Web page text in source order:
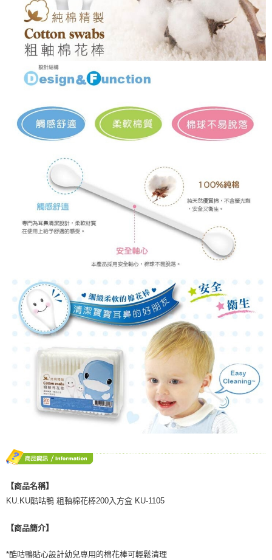
【注意事項】
１．透過由恩沛科技股份有限公司提供之「AFTEE先享後付」服務完成之交
易，需依本服務之必要範圍內提供個人資料，並將交易相關給付款項請求債
權轉讓予恩沛科技股份有限公司。
２．關於個人資料處理事宜，請瀏覽以下網址：
https://aftee.tw/terms/#terms3
３．未成年的使用者請事先徵得法定代理人或監護人之同意方可使用
４．使用「AFTEE先享後付」時，將依據個別帳號之用戶狀況，依本公司即
時審查核予不同之上限額度；若仍有額度不足之情形，本公司將視審查結果
請求用戶進行身份認證。
恩沛科技股份有限公司將有權停止該用戶之使用額度並採取法律行動。
【商品名稱】
KU.KU酷咕鴨 粗軸棉花棒200入方盒 KU-1105
【商品簡介】
*酷咕鴨貼心設計幼兒專用的棉花棒可輕鬆清理